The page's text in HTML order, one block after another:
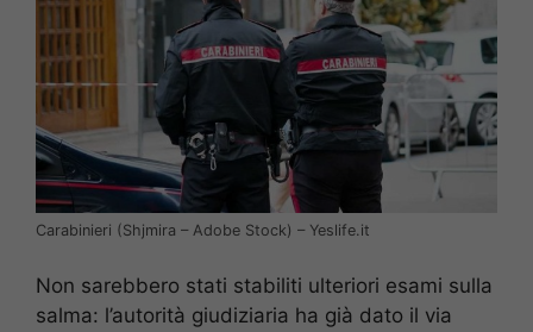
Carabinieri (Shjmira – Adobe Stock) – Yeslife.it
Non sarebbero stati stabiliti ulteriori esami sulla
salma: l’autorità giudiziaria ha già dato il via